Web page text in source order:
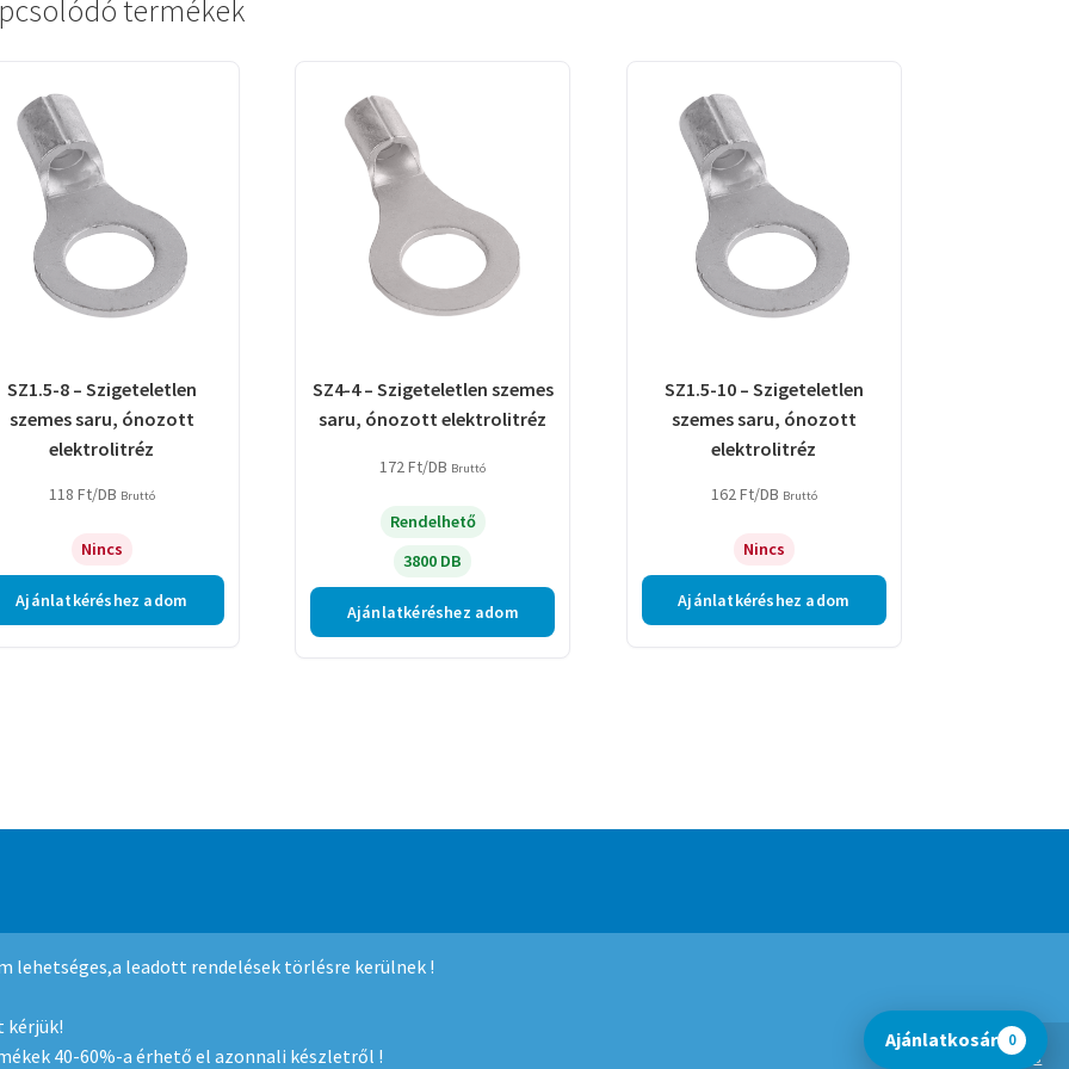
lehetséges,a leadott rendelések törlésre kerülnek !
kérjük!
40-60%-a érhető el azonnali készletről !
Bezárás
termékek
SZ1.5-8 – Szigeteletlen
szemes saru, ónozott
elektrolitréz
118 Ft/DB Bruttó
Nincs
Ajánlatkéréshez adom
SZ4-4 – Szigeteletlen szemes
saru, ónozott elektrolitréz
172Ft/DB Bruttó
Rendelhető
3800 DB
Ajánlatkéréshez adom
SZ1.5-10 – Szigeteletlen
szemes saru, ónozott
elektrolitréz
162Ft/DB Bruttó
Nincs
Ajánlatkéréshez adom
Ajánlatkosár 0